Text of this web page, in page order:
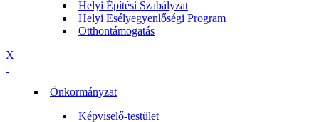
Helyi Építési Szabályzat
Helyi Esélyegyenlőségi Program
Otthontámogatás
X
Önkormányzat
Képviselő-testület